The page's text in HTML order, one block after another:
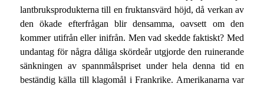
lantbruksprodukterna till en fruktansvärd höjd, då verkan av
den ökade efterfrågan blir densamma, oavsett om den
kommer utifrån eller inifrån. Men vad skedde faktiskt? Med
undantag för några dåliga skördeår utgjorde den ruinerande
sänkningen av spannmålspriset under hela denna tid en
beständig källa till klagomål i Frankrike. Amerikanarna var